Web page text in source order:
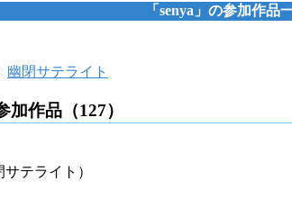
「senya」の参加作品
幽閉サテライト
加作品（127）
サテライト）